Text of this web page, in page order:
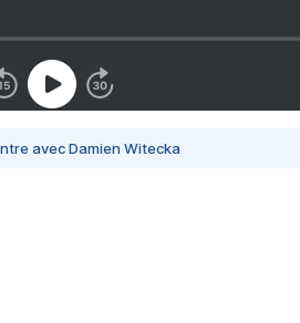
avec Damien Witecka